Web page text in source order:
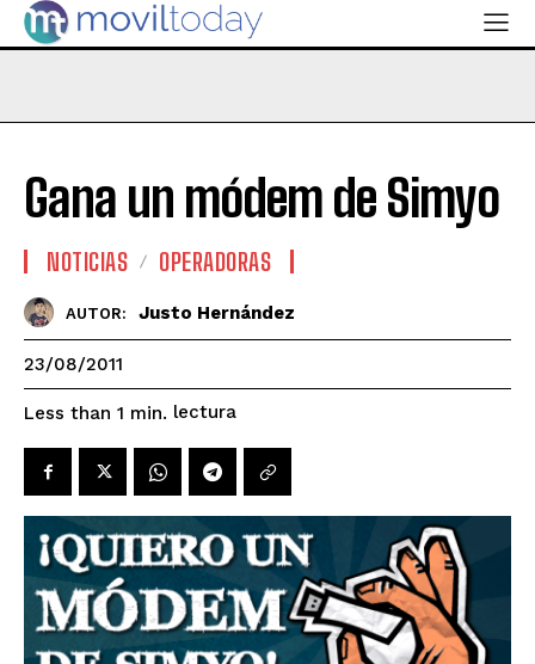
Gana un módem de Simyo
NOTICIAS OPERADORAS
AUTOR: Justo Hernández
23/08/2011
Less than 1 min. lectura